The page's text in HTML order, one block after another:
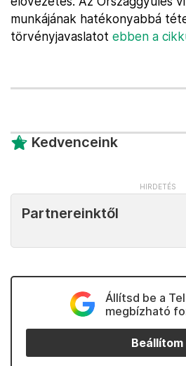
munkájának hatékonyabbá
törvényjavaslatot ebben a
Kedvenceink
Partnereinktől
Állítsd be a
megbízható
Beállítom